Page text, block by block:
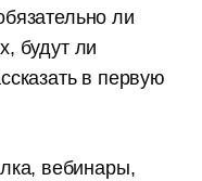
ли
будут ли
в первую
вебинары,